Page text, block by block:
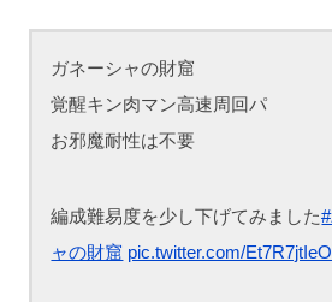
ガネーシャの財窟
覚醒キン肉マン高速周回パ
お邪魔耐性は不要
編成難易度を少し下げてみました
ャの財窟 pic.twitter.com/Et7R7jtIeO